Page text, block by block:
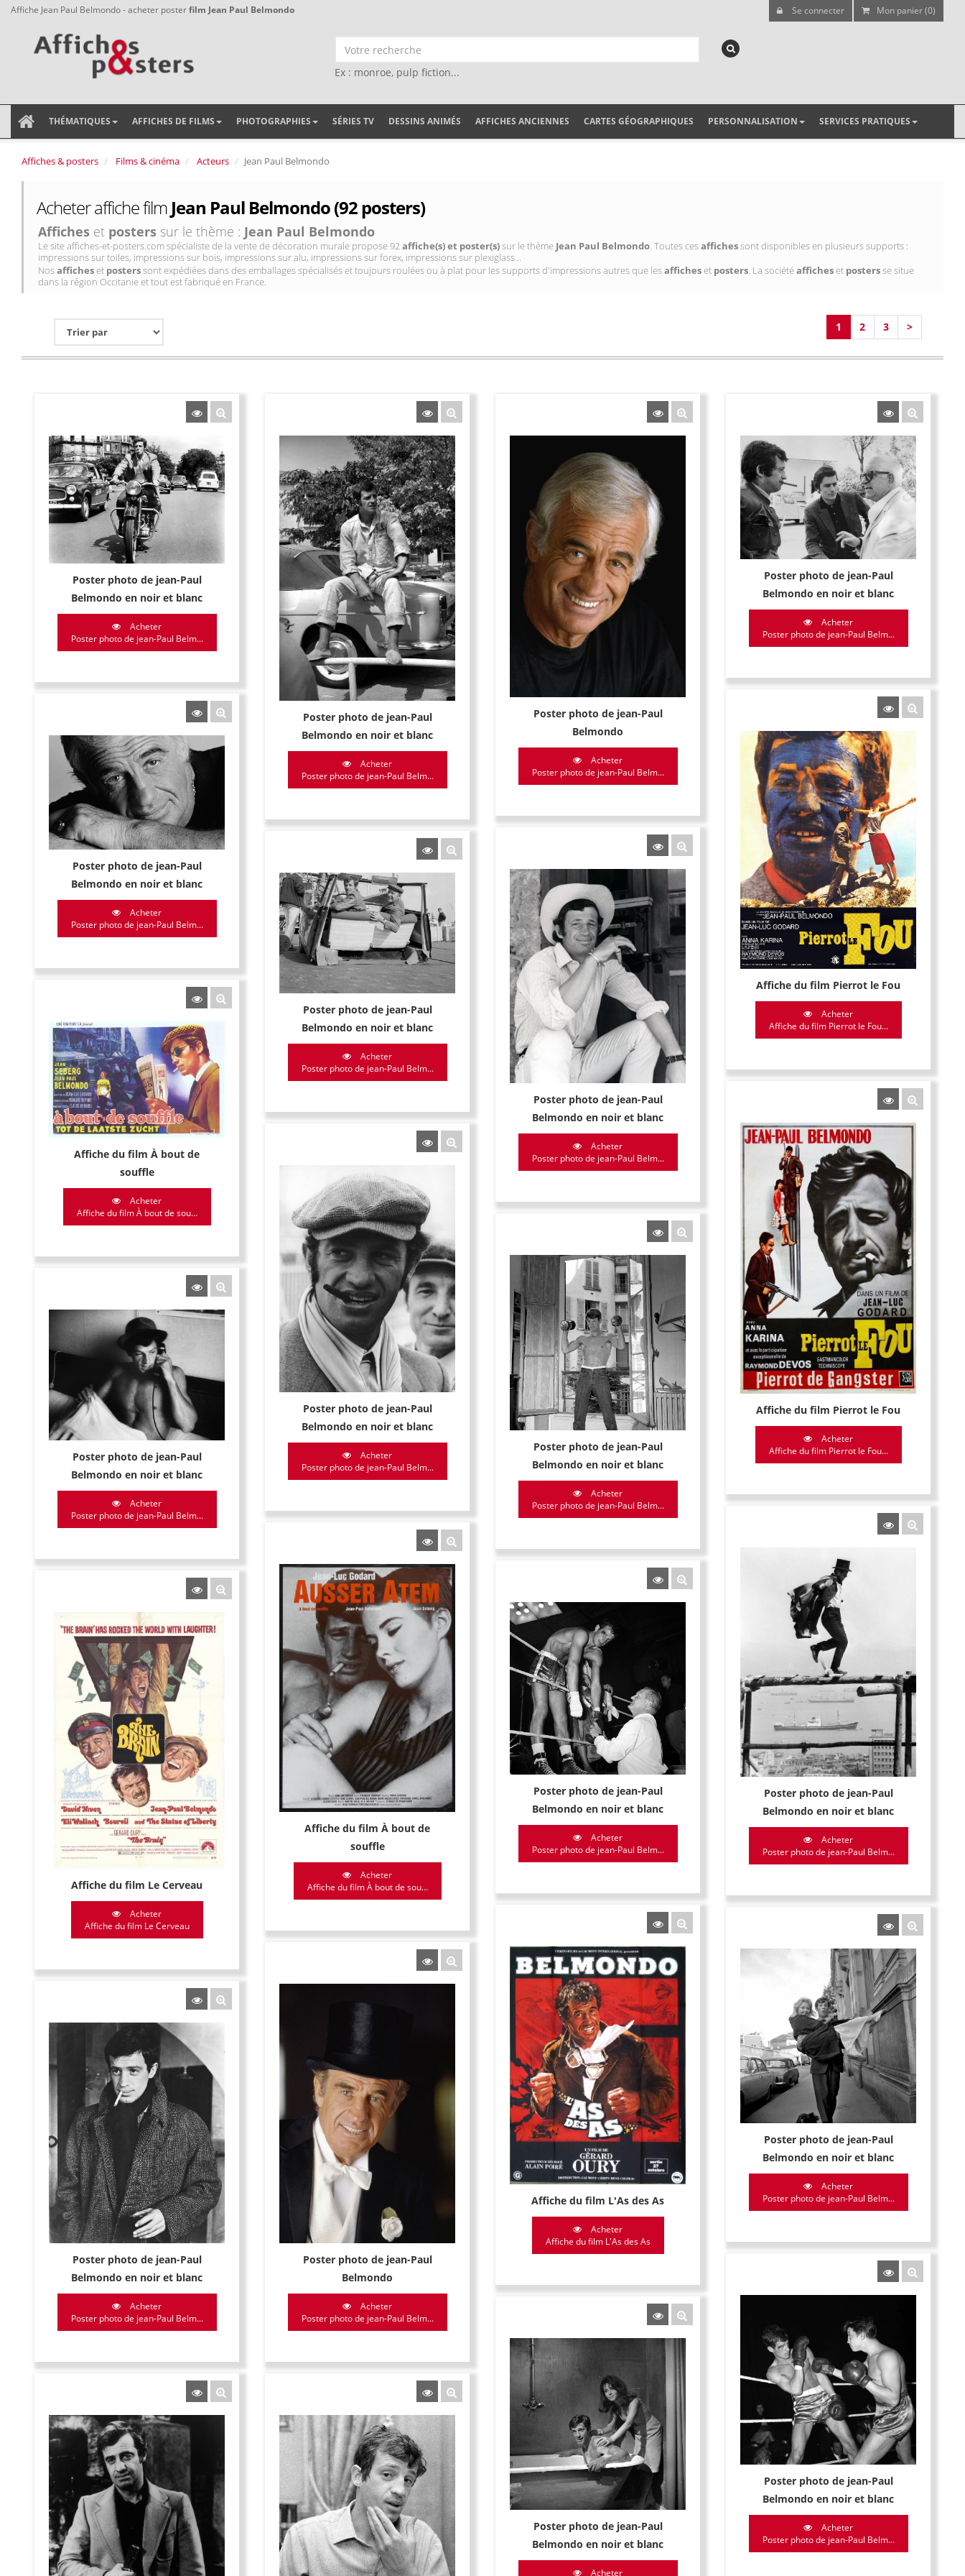
Affiche Jean Paul Belmondo - acheter posterfilm Jean Paul Belmondo Se connecter Mon panier (0)
Ex : monroe, pulp fiction...
THÉMATIQUES AFFICHES DE FILMS PHOTOGRAPHIES SÉRIES TV DESSINS ANIMÉS AFFICHES ANCIENNES CARTES GÉOGRAPHIQUES PERSONNALISATION SERVICES PRATIQUES
Affiches & posters Films & cinéma Acteurs Jean Paul Belmondo
Acheter affiche film Jean Paul Belmondo (92 posters)
Affiches et posters sur le thème : Jean Paul Belmondo
Le site affiches-et-posters.com spécialiste de la vente de décoration murale propose 92affiche(s) et poster(s)sur le thème Jean Paul Belmondo. Toutes cesaffichessont disponibles en plusieurs supports :
impressions sur toiles, impressions sur bois, impressions sur alu, impressions sur forex, impressions sur plexiglass...
Nosafficheset posterssont expédiées dans des emballages spécialisés et toujours roulées ou à plat pour les supports d'impressions autres que lesafficheset posters. La sociétéafficheset postersse situe
dans la région Occitanie et tout est fabriqué en France.
1 2 3 >
Poster photo de jean-Paul
Belmondo en noir et blanc
Acheter
Poster photo de jean-Paul Belm...
Poster photo de jean-Paul
Belmondo en noir et blanc
Acheter
Poster photo de jean-Paul Belm...
Poster photo de jean-Paul
Belmondo
Acheter
Poster photo de jean-Paul Belm...
Poster photo de jean-Paul
Belmondo en noir et blanc
Acheter
Poster photo de jean-Paul Belm...
Affiche du film Pierrot le Fou
Acheter
Affiche du film Pierrot le Fou...
Poster photo de jean-Paul
Belmondo en noir et blanc
Acheter
Poster photo de jean-Paul Belm...
Poster photo de jean-Paul
Belmondo en noir et blanc
Acheter
Poster photo de jean-Paul Belm...
Poster photo de jean-Paul
Belmondo en noir et blanc
Acheter
Poster photo de jean-Paul Belm...
Affiche du film À bout de
souffle
Acheter
Affiche du film À bout de sou...
Affiche du film Pierrot le Fou
Acheter
Affiche du film Pierrot le Fou...
Poster photo de jean-Paul
Belmondo en noir et blanc
Acheter
Poster photo de jean-Paul Belm...
Poster photo de jean-Paul
Belmondo en noir et blanc
Acheter
Poster photo de jean-Paul Belm...
Poster photo de jean-Paul
Belmondo en noir et blanc
Acheter
Poster photo de jean-Paul Belm...
Poster photo de jean-Paul
Belmondo en noir et blanc
Acheter
Poster photo de jean-Paul Belm...
Affiche du film À bout de
souffle
Acheter
Affiche du film À bout de sou...
Poster photo de jean-Paul
Belmondo en noir et blanc
Acheter
Poster photo de jean-Paul Belm...
Affiche du film Le Cerveau
Acheter
Affiche du film Le Cerveau
Affiche du film L'As des As
Acheter
Affiche du film L'As des As
Poster photo de jean-Paul
Belmondo en noir et blanc
Acheter
Poster photo de jean-Paul Belm...
Poster photo de jean-Paul
Belmondo
Acheter
Poster photo de jean-Paul Belm...
Poster photo de jean-Paul
Belmondo en noir et blanc
Acheter
Poster photo de jean-Paul Belm...
Poster photo de jean-Paul
Belmondo en noir et blanc
Acheter
Poster photo de jean-Paul Belm...
Poster photo de jean-Paul
Belmondo en noir et blanc
Acheter